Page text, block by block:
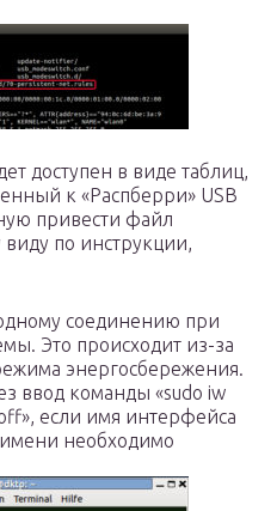
доступен в виде таблиц,
к «Распберри» USB
привести файл
по инструкции,
соединению при
Это происходит из-за
энергосбережения.
ввод команды «sudo iw
если имя интерфейса
имени необходимо